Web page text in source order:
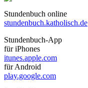
Stundenbuch online
stundenbuch.katholisch.de
Stundenbuch-App
für iPhones
itunes.apple.com
für Android
play.google.com